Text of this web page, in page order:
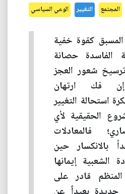
المجتمع التغيير الوعي السياسي
كقوة خفية
الفاسدة حصانة
شعور العجز
فك ارتهان
استحالة التغيير
الحقيقية لأي
فالمعادلات
بالانكسار حين
الشعبية إيمانها
المنظم قادر على